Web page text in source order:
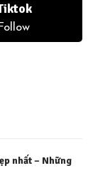
Follow
nhất – Những